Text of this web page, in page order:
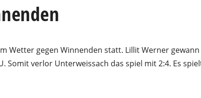
Wetter gegen Winnenden statt. Lillit Werner
Somit verlor Unterweissach das spiel mit 2:4. Es